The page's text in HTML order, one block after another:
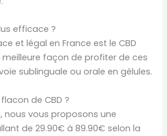
efficace ?
et légal en France est le CBD
meilleure façon de profiter de ces
sublinguale ou orale en gélules.
de CBD ?
nous vous proposons une
de 29.90€ à 89.90€ selon la